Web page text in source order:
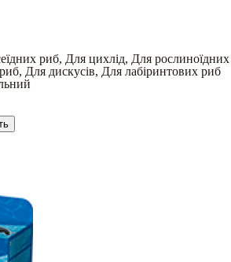
риб, Для цихлід, Для рослиноїдних
, Для дискусів, Для лабіринтових риб